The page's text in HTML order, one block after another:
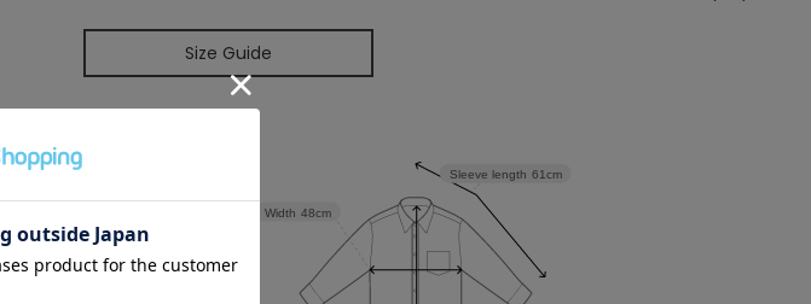
Size Guide
Sleeve length 61cm
Width 48cm